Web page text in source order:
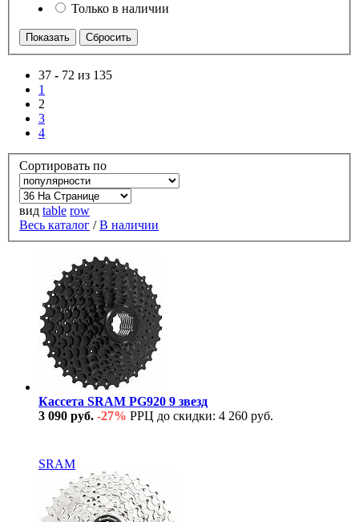
Только в наличии
37 - 72 из 135
1
2
3
4
Сортировать по
вид table row
Весь каталог /В наличии
Кассета SRAM PG920 9 звезд
3 090 руб. -27% РРЦ до скидки: 4 260 руб.
SRAM